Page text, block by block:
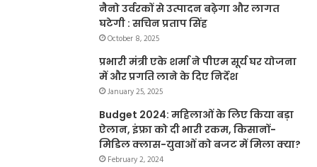
नैनो उर्वरकों से उत्पादन बढ़ेगा और लागत
घटेगी : सचिन प्रताप सिंह
October 8, 2025
प्रभारी मंत्री एके शर्मा ने पीएम सूर्य घर योजना
में और प्रगति लाने के दिए निर्देश
January 25, 2025
Budget 2024: महिलाओं के लिए किया बड़ा
ऐलान, इंफ्रा को दी भारी रकम, किसानों-
मिडिल क्लास-युवाओं को बजट में मिला क्या?
February 2, 2024